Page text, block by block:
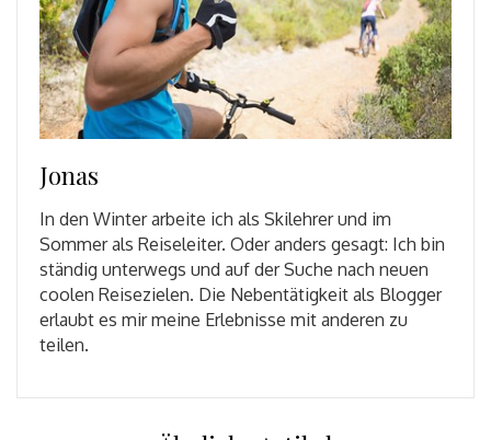
Jonas
In den Winter arbeite ich als Skilehrer und im
Sommer als Reiseleiter. Oder anders gesagt: Ich bin
ständig unterwegs und auf der Suche nach neuen
coolen Reisezielen. Die Nebentätigkeit als Blogger
erlaubt es mir meine Erlebnisse mit anderen zu
teilen.